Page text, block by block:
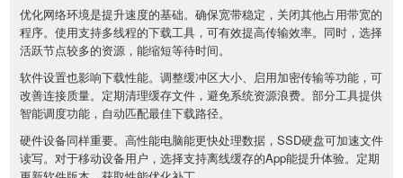
优化网络环境是提升速度的基础。确保宽带稳定，关闭其他占用带宽的
程序。使用支持多线程的下载工具，可有效提高传输效率。同时，选择
活跃节点较多的资源，能缩短等待时间。
软件设置也影响下载性能。调整缓冲区大小、启用加密传输等功能，可
改善连接质量。定期清理缓存文件，避免系统资源浪费。部分工具提供
智能调度功能，自动匹配最佳下载路径。
硬件设备同样重要。高性能电脑能更快处理数据，SSD硬盘可加速文件
读写。对于移动设备用户，选择支持离线缓存的App能提升体验。定期